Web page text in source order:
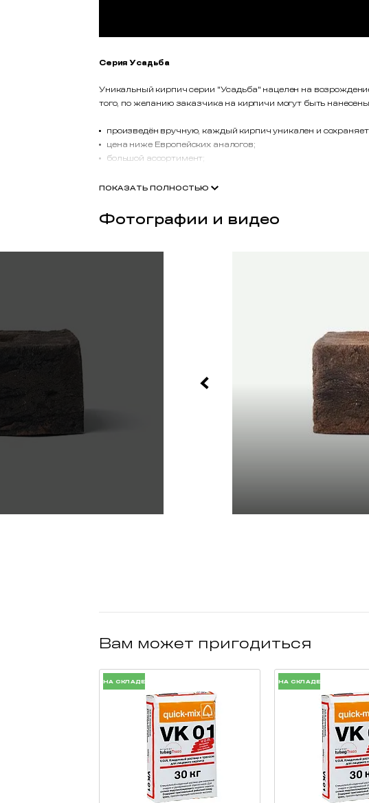
Серия Усадьба
Уникальный кирпич серии "Усадьба" нацелен на
того, по желанию заказчика на кирпичи могут быть
произведён вручную, каждый кирпич уникален и
цена ниже Европейских аналогов;
большой ассортимент;
морозостойкость более 170 циклов;
качественная упаковка (термоусадочная пленка, каждый
возможность разработки индивидуальной сортировки под
ПОКАЗАТЬ ПОЛНОСТЬЮ
Фотографии и видео
Вам может пригодиться
НА СКЛАДЕ НА СКЛАДЕ